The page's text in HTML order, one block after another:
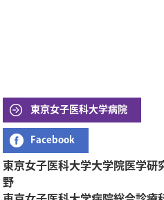
東京女子医科大学病院
Facebook
東京女子医科大学大学院医学
野